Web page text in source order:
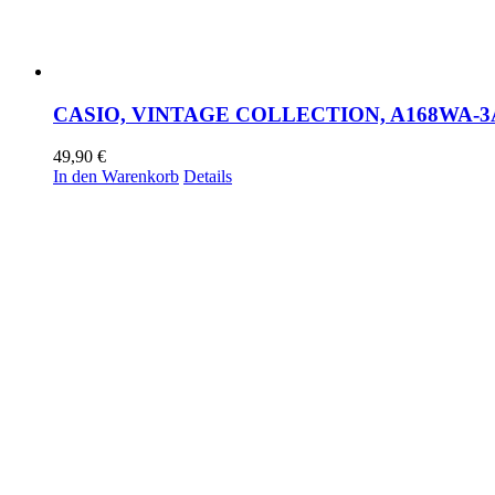
CASIO, VINTAGE COLLECTION, A168WA-
49,90 €
In den Warenkorb Details